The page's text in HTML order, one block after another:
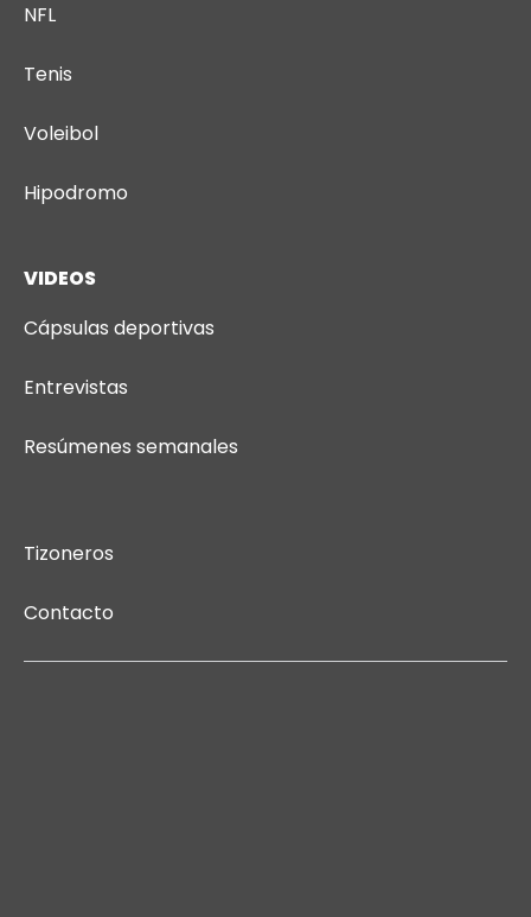
NFL
Tenis
Voleibol
Hipodromo
VIDEOS
Cápsulas deportivas
Entrevistas
Resúmenes semanales
Tizoneros
Contacto